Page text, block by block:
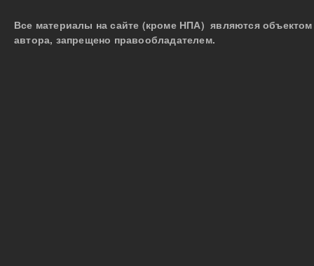
Все материалы на сайте (кроме НПА) являются
автора, запрещено правообладателем.